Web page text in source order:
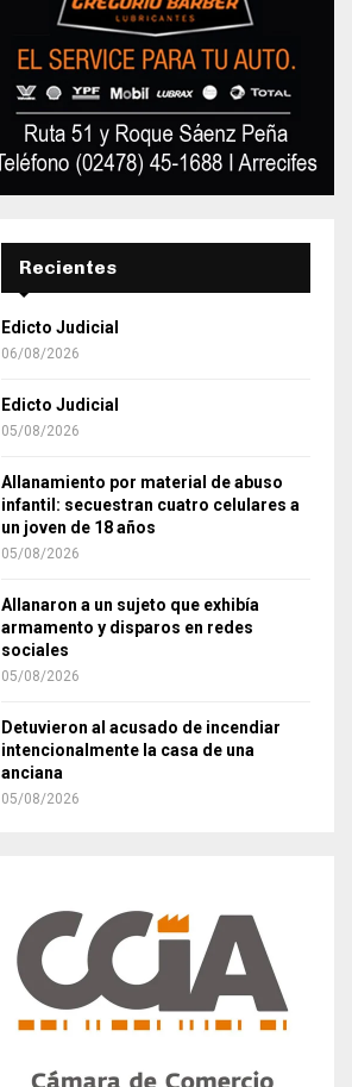
Recientes
Edicto Judicial
06/08/2026
Edicto Judicial
05/08/2026
Allanamiento por material de abuso
infantil: secuestran cuatro celulares a
un joven de 18 años
05/08/2026
Allanaron a un sujeto que exhibía
armamento y disparos en redes
sociales
05/08/2026
Detuvieron al acusado de incendiar
intencionalmente la casa de una
anciana
05/08/2026